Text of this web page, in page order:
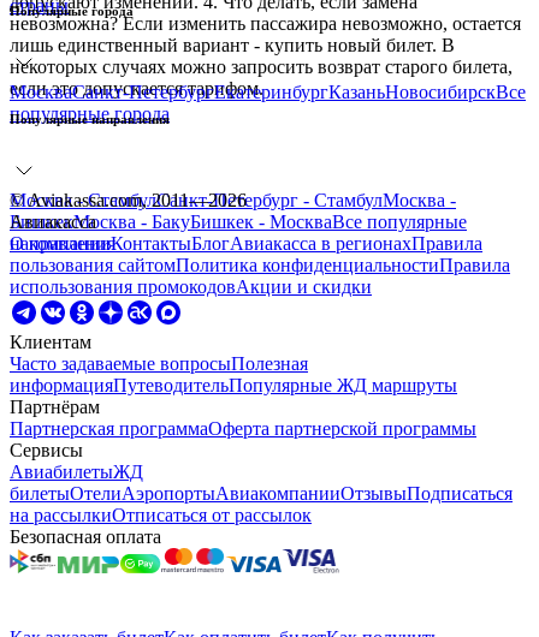
невозможна? Если изменить пассажира невозможно, остается
лишь единственный вариант - купить новый билет. В
некоторых случаях можно запросить возврат старого билета,
если это допускается тарифом.
страны
Популярные города
МоскваСанкт-ПетербургЕкатеринбургКазаньНовосибирскВсе
популярные города
Популярные направления
Москва - СтамбулСанкт-Петербург - СтамбулМосква -
БишкекМосква - БакуБишкек - МоскваВсе популярные
направления
© Aviakassa.com, 2011—2026
Авиакасса
О компанииКонтактыБлогАвиакасса в регионахПравила
пользования сайтомПолитика конфиденциальностиПравила
использования промокодовАкции и скидки
Клиентам
Часто задаваемые вопросыПолезная
информацияПутеводительПопулярные ЖД маршруты
Партнёрам
Партнерская программаОферта партнерской программы
Сервисы
АвиабилетыЖД
билетыОтелиАэропортыАвиакомпанииОтзывыПодписаться
на рассылкиОтписаться от рассылок
Безопасная оплата